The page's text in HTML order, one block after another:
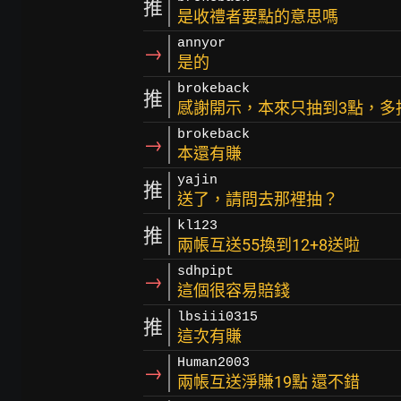
推 是收禮者要點的意思嗎
→ annyor
是的
推 brokeback
感謝開示，本來只抽到3點，多
→ brokeback
本還有賺
推 yajin
送了，請問去那裡抽？
推 kl123
兩帳互送55換到12+8送啦
→ sdhpipt
這個很容易賠錢
推 lbsiii0315
這次有賺
→ Human2003
兩帳互送淨賺19點 還不錯